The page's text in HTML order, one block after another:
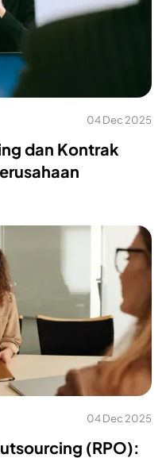
04 Dec 2025
dan Kontrak
04 Dec 2025
(RPO):